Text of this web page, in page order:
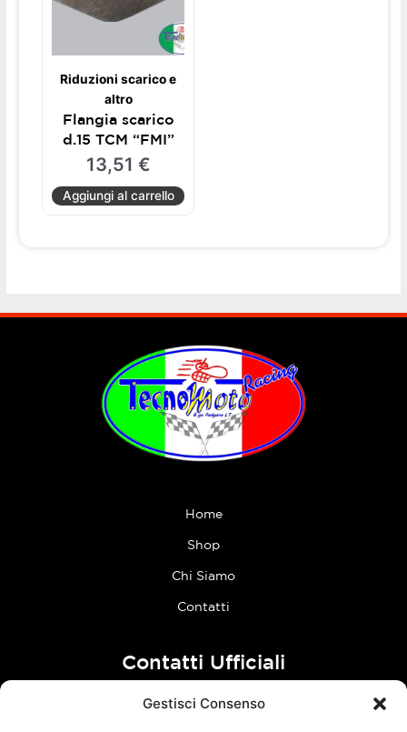
Gestisci Consenso
Riduzioni scarico e
altro
Flangia scarico
d.15 TCM “FMI”
13,51 €
Aggiungi al carrello
Home
Shop
Chi Siamo
Contatti
Contatti Ufficiali